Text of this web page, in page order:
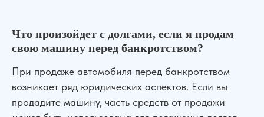
Что произойдет с долгами, если я продам
свою машину перед банкротством?
При продаже автомобиля перед банкротством
возникает ряд юридических аспектов. Если вы
продадите машину, часть средств от продажи
УСЛУГИ
Банкротство
АвтоЮрист
Для Бизнеса
Экспертизы